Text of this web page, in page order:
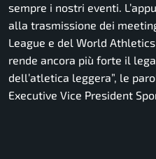
sempre i nostri eventi.
alla trasmissione dei
League e del World
rende ancora più forte il
dell’atletica leggera”, le
Executive Vice President